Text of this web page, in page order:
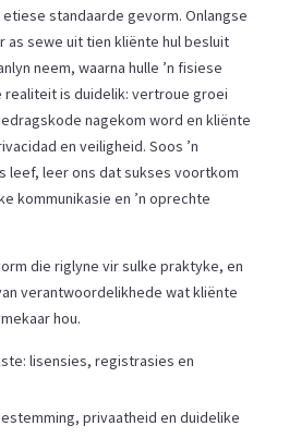
standaarde gevorm. Onlangse
as sewe uit tien kliënte hul besluit
neem, waarna hulle ’n fisiese
realiteit is duidelik: vertroue groei
nagekom word en kliënte
en veiligheid. Soos ’n
leef, leer ons dat sukses voortkom
kommunikasie en ’n oprechte
die riglyne vir sulke praktyke, en
verantwoordelikhede wat kliënte
hou.
lisensies, registrasies en
privaatheid en duidelike